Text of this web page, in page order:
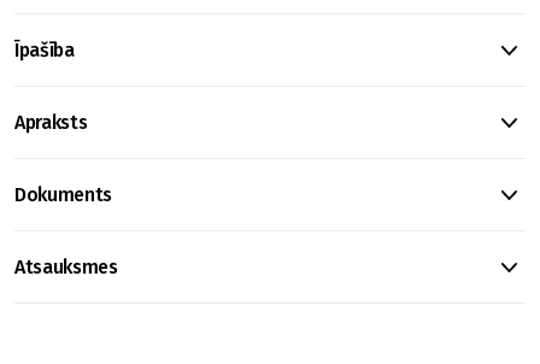
Īpašība
Apraksts
Dokuments
Atsauksmes